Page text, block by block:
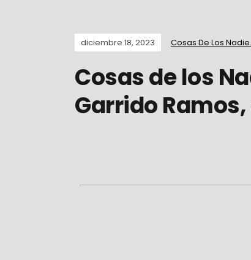
diciembre 18, 2023 Cosas De Los Nadie.
Cosas de los
Garrido